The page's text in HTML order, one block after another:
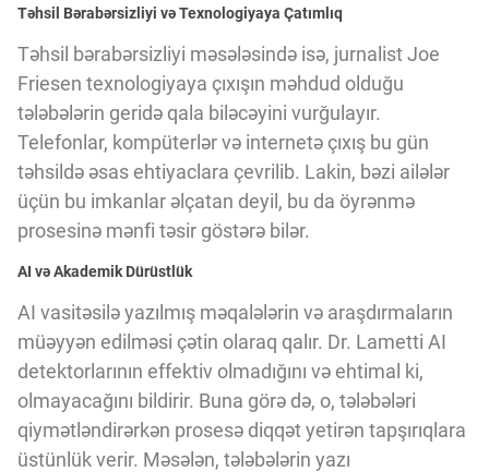
Təhsil Bərabərsizliyi və Texnologiyaya Çatımlıq
Təhsil bərabərsizliyi məsələsində isə, jurnalist Joe
Friesen texnologiyaya çıxışın məhdud olduğu
tələbələrin geridə qala biləcəyini vurğulayır.
Telefonlar, kompüterlər və internetə çıxış bu gün
təhsildə əsas ehtiyaclara çevrilib. Lakin, bəzi ailələr
üçün bu imkanlar əlçatan deyil, bu da öyrənmə
prosesinə mənfi təsir göstərə bilər.
AI və Akademik Dürüstlük
AI vasitəsilə yazılmış məqalələrin və araşdırmaların
müəyyən edilməsi çətin olaraq qalır. Dr. Lametti AI
detektorlarının effektiv olmadığını və ehtimal ki,
olmayacağını bildirir. Buna görə də, o, tələbələri
qiymətləndirərkən prosesə diqqət yetirən tapşırıqlara
üstünlük verir. Məsələn, tələbələrin yazı